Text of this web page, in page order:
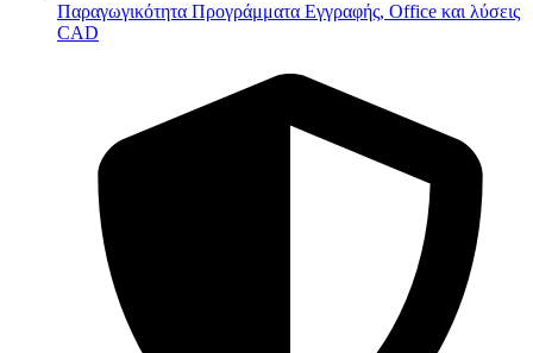
Παραγωγικότητα Προγράμματα Εγγραφής, Office και λύσεις
CAD